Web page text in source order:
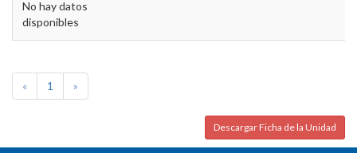
No hay datos
disponibles
« 1 »
Descargar Ficha de la Unidad